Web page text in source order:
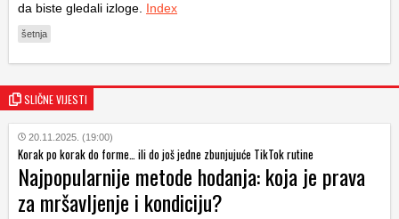
da biste gledali izloge. Index
šetnja
SLIČNE VIJESTI
20.11.2025. (19:00)
Korak po korak do forme… ili do još jedne zbunjujuće TikTok rutine
Najpopularnije metode hodanja: koja je prava
za mršavljenje i kondiciju?